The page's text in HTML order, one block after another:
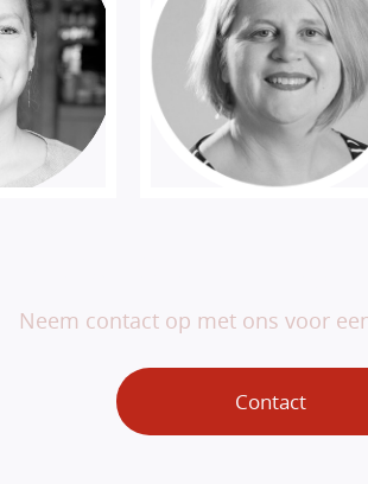
Neem contact op met ons voor
Contact